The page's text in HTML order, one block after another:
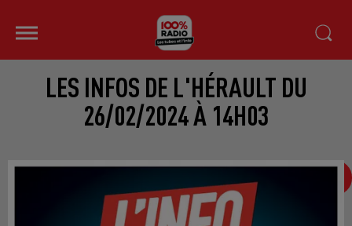
LES INFOS DE L'HÉRAULT DU
26/02/2024 À 14H03